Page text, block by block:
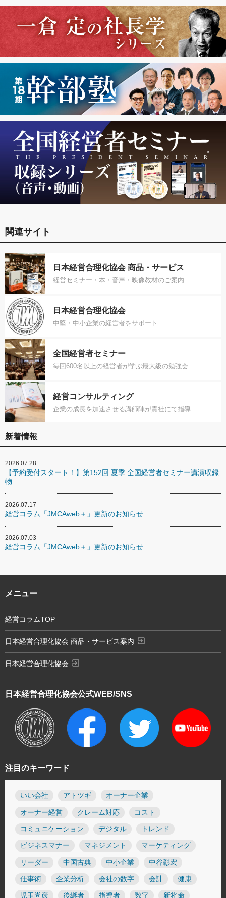
関連サイト
日本経営合理化協会 商品・サービス
経営セミナー・本・音声・映像教材のご案内
日本経営合理化協会
中堅・中小企業の経営者をサポート
全国経営者セミナー
毎回600名以上の経営者が学ぶ最大級の勉強会
経営コンサルティング
企業の成長を加速させる講師陣が貴社にて指導
新着情報
2026.07.28
【予約受付スタート！】第152回 夏季 全国経営者セミナー講演収録
物
2026.07.17
経営コラム「JMCAweb＋」更新のお知らせ
2026.07.03
経営コラム「JMCAweb＋」更新のお知らせ
注目のキーワード
いい会社 アトツギ オーナー企業
オーナー経営 クレーム対応 コスト
コミュニケーション デジタル トレンド
ビジネスマナー マネジメント マーケティング
リーダー 中国古典 中小企業 中谷彰宏
仕事術 企業分析 会社の数字 会計 健康
児玉尚彦 後継者 指導者 数字 新将命
日本経営合理化協会公式WEB/SNS
メニュー
経営コラムTOP
日本経営合理化協会 商品・サービス案内 exit_to_app
日本経営合理化協会 exit_to_app